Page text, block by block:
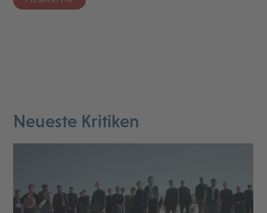
Neueste Kritiken